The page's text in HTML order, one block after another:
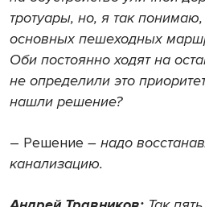
тротуары, но, я так
основных пешеходных
Оби постоянно ходят на
не определили это
нашли решение?
– Решение – надо
канализацию.